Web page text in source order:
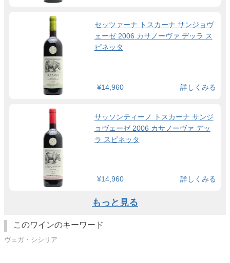
セッツァーナ トスカーナ サンジョヴ
ェーゼ 2006 カサノーヴァ デッラ ス
ピネッタ
¥14,960 詳しくみる
サッソンティーノ トスカーナ サンジ
ョヴェーゼ 2006 カサノーヴァ デッ
ラ スピネッタ
¥14,960 詳しくみる
もっと見る
このワインのキーワード
ヴェガ・シシリア